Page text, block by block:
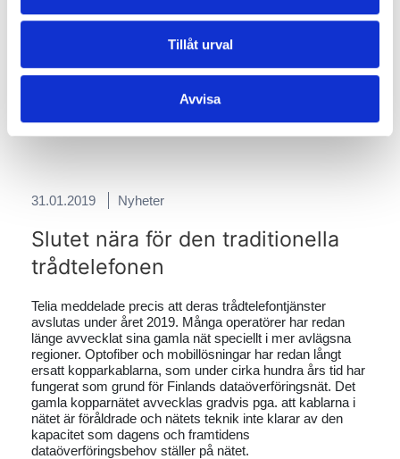
Tillåt urval
Avvisa
Frank Hoverfelt (Ekenäs Energi) vid den kommande
31.01.2019 Nyheter
Slutet nära för den traditionella
trådtelefonen
Telia meddelade precis att deras trådtelefontjänster
avslutas under året 2019. Många operatörer har redan
länge avvecklat sina gamla nät speciellt i mer avlägsna
regioner. Optofiber och mobillösningar har redan långt
ersatt kopparkablarna, som under cirka hundra års tid har
fungerat som grund för Finlands dataöverföringsnät. Det
gamla kopparnätet avvecklas gradvis pga. att kablarna i
nätet är föråldrade och nätets teknik inte klarar av den
kapacitet som dagens och framtidens
dataöverföringsbehov ställer på nätet.